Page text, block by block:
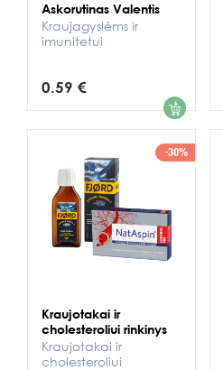
Askorutinas Valentis
Kraujagyslėms ir
imunitetui
0.59 € 1
-30%
Kraujotakai ir
cholesteroliui rinkinys
Kraujotakai ir
cholesteroliui